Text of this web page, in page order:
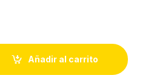
Añadir al carrito